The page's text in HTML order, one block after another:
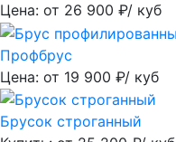
Цена: от 26 900 ₽/ куб
Профбрус
Цена: от 19 900 ₽/ куб
Брусок строганный